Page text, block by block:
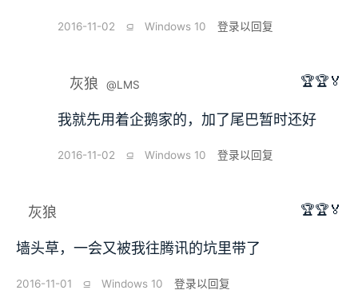
2016-11-02 ⫑ Windows 10 登录以回复
灰狼 @LMS 🏆🏆🏅
我就先用着企鹅家的，加了尾巴暂时还好
2016-11-02 ⫑ Windows 10 登录以回复
灰狼 🏆🏆🏅
墙头草，一会又被我往腾讯的坑里带了
2016-11-01 ⫑ Windows 10 登录以回复